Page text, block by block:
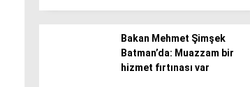
Bakan Mehmet Şimşek
Batman’da: Muazzam bir
hizmet fırtınası var